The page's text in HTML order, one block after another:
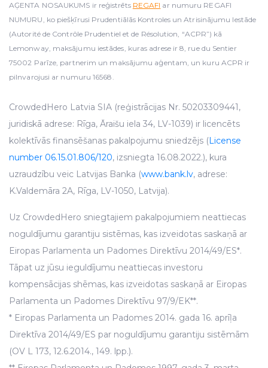
AĢENTA NOSAUKUMS ir reģistrēts REGAFI ar numuru REGAFI
NUMURU, ko piešķīrusi Prudentiālās Kontroles un Atrisinājumu Iestāde
(Autorité de Contrôle Prudentiel et de Résolution, “ACPR”) kā
Lemonway, maksājumu iestādes, kuras adrese ir 8, rue du Sentier
75002 Parīze, partnerim un maksājumu aģentam, un kuru ACPR ir
pilnvarojusi ar numuru 16568.
CrowdedHero Latvia SIA (reģistrācijas Nr. 50203309441,
juridiskā adrese: Rīga, Āraišu iela 34, LV-1039) ir licencēts
kolektīvās finansēšanas pakalpojumu sniedzējs (License
number 06.15.01.806/120, izsniegta 16.08.2022.), kura
uzraudzību veic Latvijas Banka (www.bank.lv, adrese:
K.Valdemāra 2A, Rīga, LV-1050, Latvija).
Uz CrowdedHero sniegtajiem pakalpojumiem neattiecas
noguldījumu garantiju sistēmas, kas izveidotas saskaņā ar
Eiropas Parlamenta un Padomes Direktīvu 2014/49/ES*.
Tāpat uz jūsu ieguldījumu neattiecas investoru
kompensācijas shēmas, kas izveidotas saskaņā ar Eiropas
Parlamenta un Padomes Direktīvu 97/9/EK**.
* Eiropas Parlamenta un Padomes 2014. gada 16. aprīļa
Direktīva 2014/49/ES par noguldījumu garantiju sistēmām
(OV L 173, 12.6.2014., 149. lpp.).